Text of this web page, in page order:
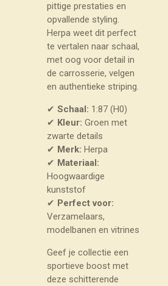
pittige prestaties en
opvallende styling.
Herpa weet dit perfect
te vertalen naar schaal,
met oog voor detail in
de carrosserie, velgen
en authentieke striping.
✔ Schaal: 1:87 (H0)
✔ Kleur: Groen met
zwarte details
✔ Merk: Herpa
✔ Materiaal:
Hoogwaardige
kunststof
✔ Perfect voor:
Verzamelaars,
modelbanen en vitrines
Geef je collectie een
sportieve boost met
deze schitterende